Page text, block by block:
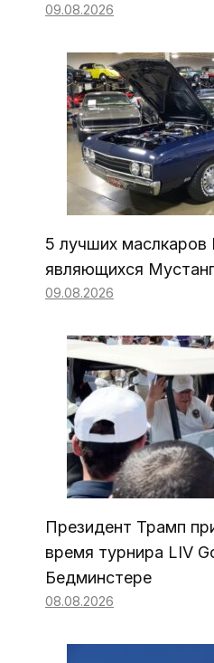
09.08.2026
5 лучших маслкаров
являющихся
09.08.2026
Президент Трамп
время турнира LIV
Бедминстере
08.08.2026